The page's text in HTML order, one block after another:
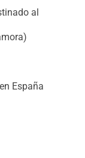
al
España